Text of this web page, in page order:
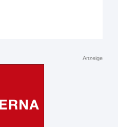
Anzeige